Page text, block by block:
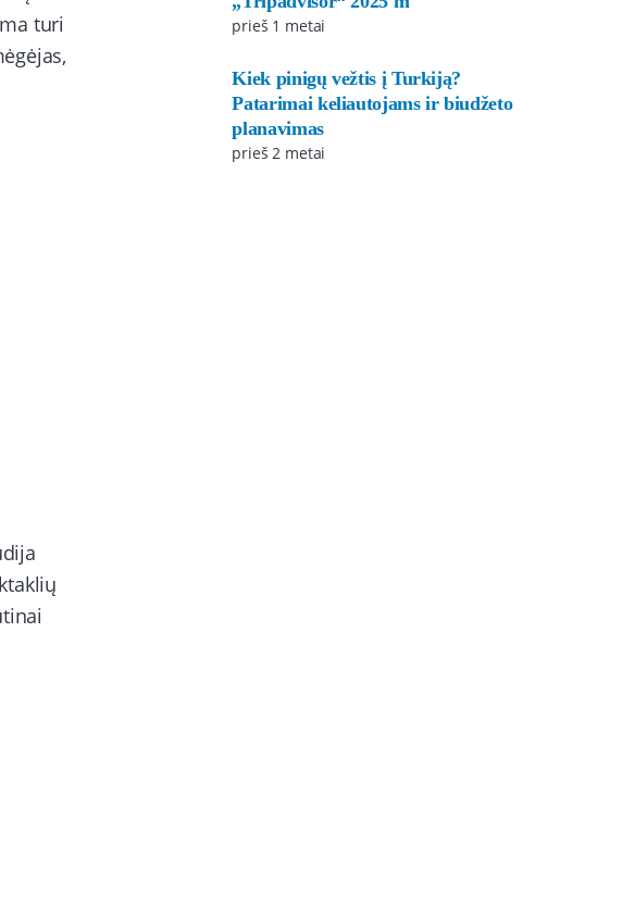
turi
prieš 1 metai
Kiek pinigų vežtis į Turkiją?
Patarimai keliautojams ir biudžeto
planavimas
prieš 2 metai